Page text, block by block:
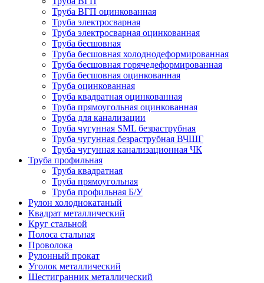
Труба ВГП оцинкованная
Труба электросварная
Труба электросварная оцинкованная
Труба бесшовная
Труба бесшовная холоднодеформированная
Труба бесшовная горячедеформированная
Труба бесшовная оцинкованная
Труба оцинкованная
Труба квадратная оцинкованная
Труба прямоугольная оцинкованная
Труба для канализации
Труба чугунная SML безраструбная
Труба чугунная безраструбная ВЧШГ
Труба чугунная канализационная ЧК
Труба профильная
Труба квадратная
Труба прямоугольная
Труба профильная Б/У
Рулон холоднокатаный
Квадрат металлический
Круг стальной
Полоса стальная
Проволока
Рулонный прокат
Уголок металлический
Шестигранник металлический